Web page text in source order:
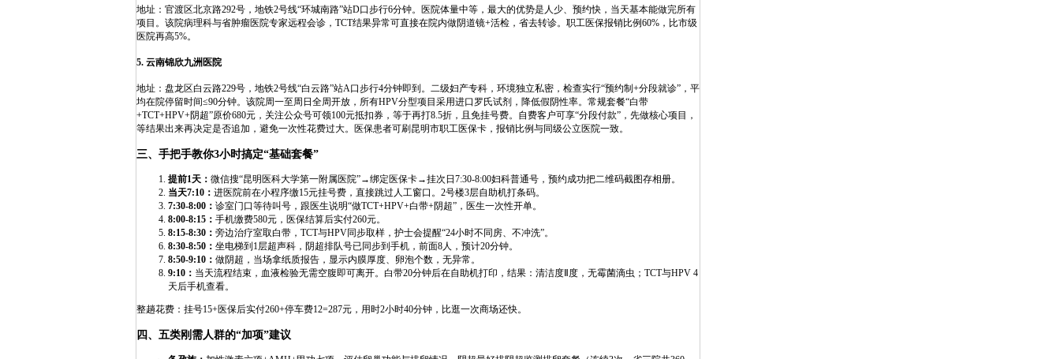
地址：官渡区北京路292号，地铁2号线“环城南路”站D口步行6分钟。医院体量中等，最大的优势是人少、预约快，当天基本能做完所有
项目。该院病理科与省肿瘤医院专家远程会诊，TCT结果异常可直接在院内做阴道镜+活检，省去转诊。职工医保报销比例60%，比市级
医院再高5%。
5. 云南锦欣九洲医院
地址：盘龙区白云路229号，地铁2号线“白云路”站A口步行4分钟即到。二级妇产专科，环境独立私密，检查实行“预约制+分段就诊”，平
均在院停留时间≤90分钟。该院周一至周日全周开放，所有HPV分型项目采用进口罗氏试剂，降低假阴性率。常规套餐“白带
+TCT+HPV+阴超”原价680元，关注公众号可领100元抵扣券，等于再打8.5折，且免挂号费。自费客户可享“分段付款”，先做核心项目，
等结果出来再决定是否追加，避免一次性花费过大。医保患者可刷昆明市职工医保卡，报销比例与同级公立医院一致。
三、手把手教你3小时搞定“基础套餐”
提前1天： 微信搜“昆明医科大学第一附属医院”→绑定医保卡→挂次日7:30-8:00妇科普通号，预约成功把二维码截图存相册。
当天7:10： 进医院前在小程序缴15元挂号费，直接跳过人工窗口。2号楼3层自助机打条码。
7:30-8:00： 诊室门口等待叫号，跟医生说明“做TCT+HPV+白带+阴超”，医生一次性开单。
8:00-8:15： 手机缴费580元，医保结算后实付260元。
8:15-8:30： 旁边治疗室取白带，TCT与HPV同步取样，护士会提醒“24小时不同房、不冲洗”。
8:30-8:50： 坐电梯到1层超声科，阴超排队号已同步到手机，前面8人，预计20分钟。
8:50-9:10： 做阴超，当场拿纸质报告，显示内膜厚度、卵泡个数，无异常。
9:10： 当天流程结束，血液检验无需空腹即可离开。白带20分钟后在自助机打印，结果：清洁度Ⅱ度，无霉菌滴虫；TCT与HPV 4
天后手机查看。
整趟花费：挂号15+医保后实付260+停车费12=287元，用时2小时40分钟，比逛一次商场还快。
四、五类刚需人群的“加项”建议